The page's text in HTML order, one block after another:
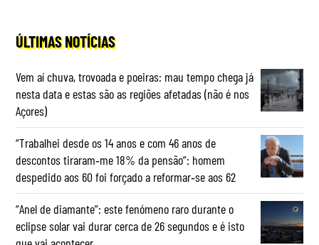
ÚLTIMAS NOTÍCIAS
Vem aí chuva, trovoada e poeiras: mau tempo chega já
nesta data e estas são as regiões afetadas (não é nos
Açores)
“Trabalhei desde os 14 anos e com 46 anos de
descontos tiraram‑me 18% da pensão”: homem
despedido aos 60 foi forçado a reformar‑se aos 62
“Anel de diamante”: este fenómeno raro durante o
eclipse solar vai durar cerca de 26 segundos e é isto